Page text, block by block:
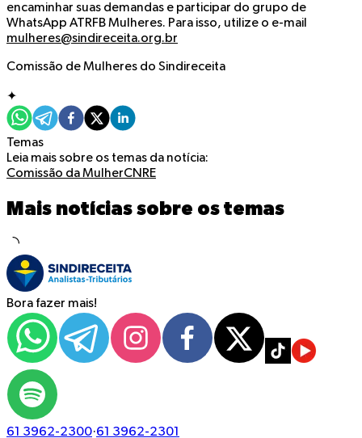
encaminhar suas demandas e participar do grupo de
WhatsApp ATRFB Mulheres. Para isso, utilize o e-mail
mulheres@sindireceita.org.br
Comissão de Mulheres do Sindireceita
✦
Temas
Leia mais sobre os temas da notícia:
Comissão da MulherCNRE
Mais notícias sobre os temas
Bora fazer mais!
61 3962-2300·61 3962-2301